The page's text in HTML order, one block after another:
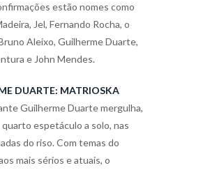
estão nomes como
Jel, Fernando Rocha, o
Aleixo, Guilherme Duarte,
e John Mendes.
DUARTE: MATRIOSKA
Guilherme Duarte mergulha,
espetáculo a solo, nas
do riso. Com temas do
mais sérios e atuais, o